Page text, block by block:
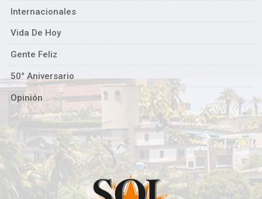
Internacionales
Vida De Hoy
Gente Feliz
50° Aniversario
Opinión